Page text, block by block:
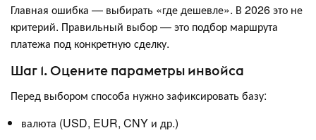
Главная ошибка — выбирать «где дешевле». В 2026 это не
критерий. Правильный выбор — это подбор маршрута
платежа под конкретную сделку.
Шаг 1. Оцените параметры инвойса
Перед выбором способа нужно зафиксировать базу:
валюта (USD, EUR, CNY и др.)